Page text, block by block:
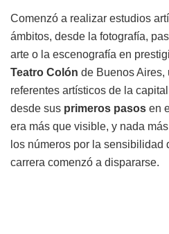
Comenzó a realizar estudios
ámbitos, desde la fotografía,
arte o la escenografía en
Teatro Colón de Buenos Aires,
referentes artísticos de la
desde sus primeros pasos en
era más que visible, y nada
los números por la sensibilidad
carrera comenzó a dispararse.